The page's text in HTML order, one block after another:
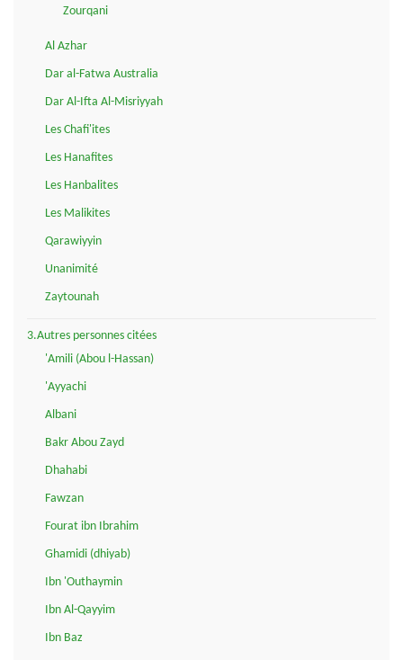
Zourqani
Al Azhar
Dar al-Fatwa Australia
Dar Al-Ifta Al-Misriyyah
Les Chafi'ites
Les Hanafites
Les Hanbalites
Les Malikites
Qarawiyyin
Unanimité
Zaytounah
3.Autres personnes citées
'Amili (Abou l-Hassan)
'Ayyachi
Albani
Bakr Abou Zayd
Dhahabi
Fawzan
Fourat ibn Ibrahim
Ghamidi (dhiyab)
Ibn 'Outhaymin
Ibn Al-Qayyim
Ibn Baz